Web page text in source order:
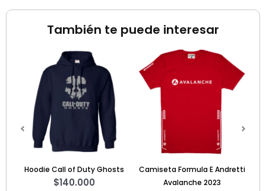
También te puede interesar
of Duty Ghosts
Camiseta Formula E Andretti
Avalanche 2023
Hoodie Formula